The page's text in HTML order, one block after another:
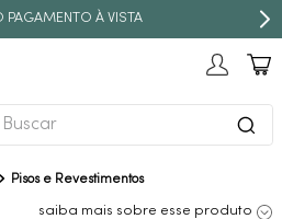
EM ATÉ 10X SEM JUROS
Pisos e Revestimentos
saiba mais sobre esse produto